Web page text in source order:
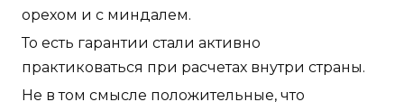
орехом и с миндалем.
То есть гарантии стали активно
практиковаться при расчетах внутри страны.
Не в том смысле положительные, что